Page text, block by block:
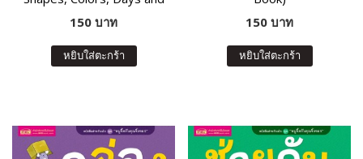
Months (Board Book)
150 บาท
หยิบใส่ตะกร้า
150 บาท
หยิบใส่ตะกร้า